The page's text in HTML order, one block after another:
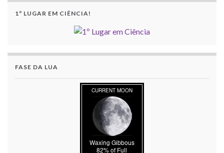
1º LUGAR EM CIÊNCIA!
FASE DA LUA